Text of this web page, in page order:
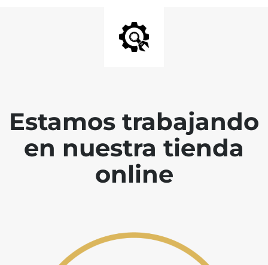
Estamos trabajando
en nuestra tienda
online